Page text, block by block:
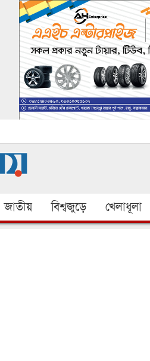
জাতীয় বিশ্বজুড়ে খেলাধূলা